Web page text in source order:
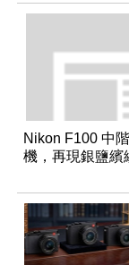
Nikon F100 中
機，再現銀鹽繽